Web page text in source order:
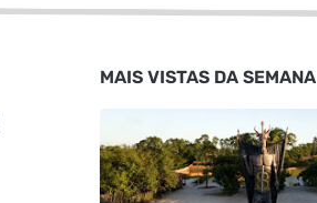
MAIS VISTAS DA SEMANA